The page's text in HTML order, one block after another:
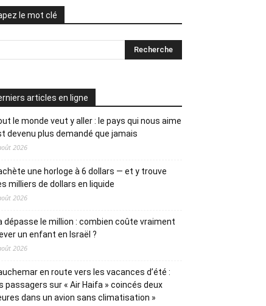
le mot clé
articles en ligne
le monde veut y aller : le pays qui nous aime
devenu plus demandé que jamais
2026
achète une horloge à 6 dollars — et y trouve
milliers de dollars en liquide
2026
dépasse le million : combien coûte vraiment
un enfant en Israël ?
2026
en route vers les vacances d’été :
passagers sur « Air Haifa » coincés deux
dans un avion sans climatisation »